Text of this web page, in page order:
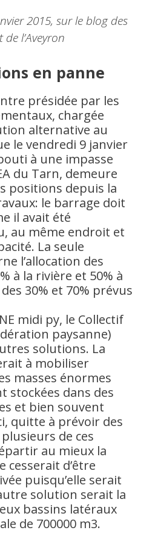
2015, sur le blog des
l’Aveyron
en panne
présidée par les
chargée
alternative au
le vendredi 9 janvier
à une impasse
du Tarn, demeure
positions depuis la
le barrage doit
il avait été
au même endroit et
La seule
l’allocation des
à la rivière et 50% à
30% et 70% prévus
midi py, le Collectif
paysanne)
solutions. La
à mobiliser
masses énormes
stockées dans des
et bien souvent
quitte à prévoir des
de ces
au mieux la
cesserait d’être
puisqu’elle serait
solution serait la
bassins latéraux
de 700000 m3.